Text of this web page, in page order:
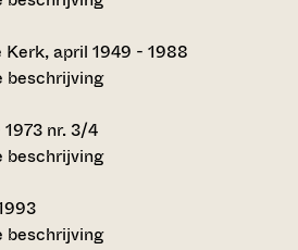
Kerk, april 1949 - 1988
beschrijving
nr. 3/4
beschrijving
beschrijving